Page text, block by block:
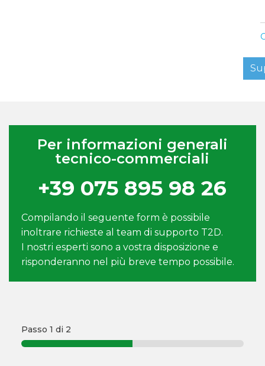
Per informazioni generali
tecnico-commerciali
+39 075 895 98 26
Compilando il seguente form è possibile
inoltrare richieste al team di supporto T2D.
I nostri esperti sono a vostra disposizione e
risponderanno nel più breve tempo possibile.
Passo 1 di 2